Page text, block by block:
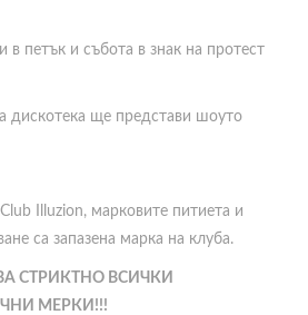
в петък и събота в знак на протест
дискотека ще представи шоуто
Illuzion, марковите питиета и
са запазена марка на клуба.
СТРИКТНО ВСИЧКИ
МЕРКИ!!!